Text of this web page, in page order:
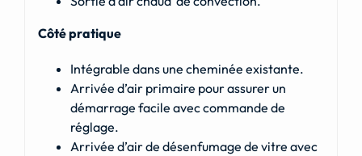
Côté pratique
Intégrable dans une cheminée existante.
Arrivée d’air primaire pour assurer un
démarrage facile avec commande de
réglage.
Arrivée d’air de désenfumage de vitre avec